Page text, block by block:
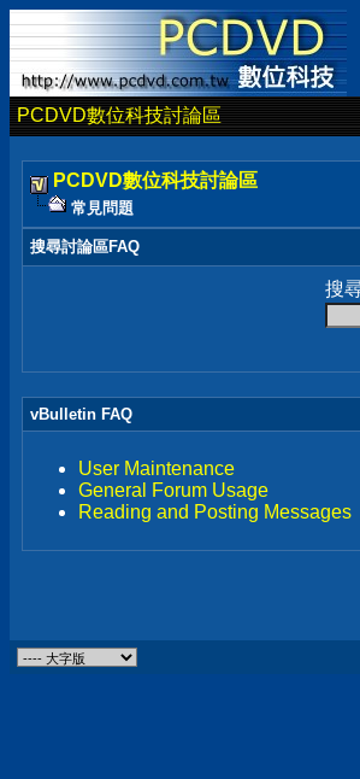
PCDVD數位科技討論區
PCDVD數位科技討論區
常見問題
搜尋討論區FAQ
搜
vBulletin FAQ
User Maintenance
General Forum Usage
Reading and Posting Messages